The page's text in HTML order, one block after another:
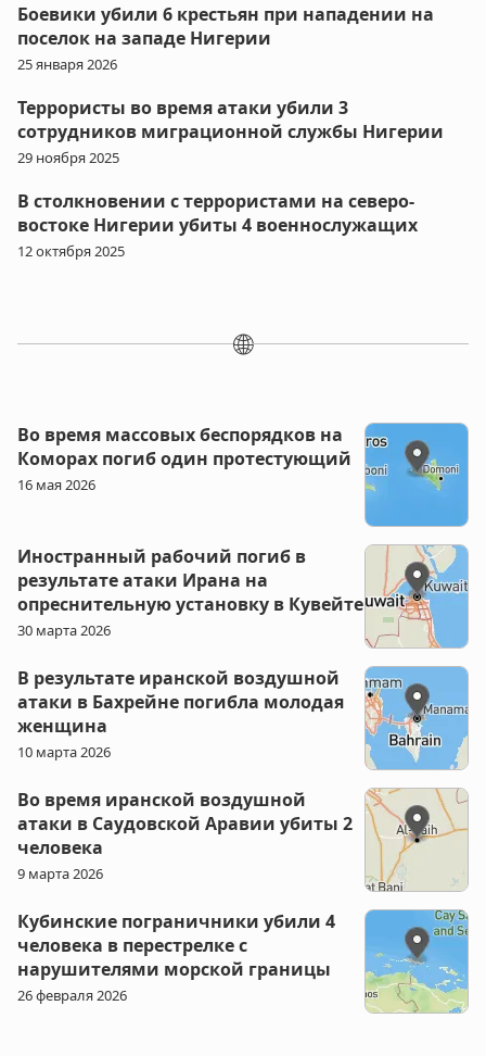
Боевики убили 6 крестьян при нападении на
поселок на западе Нигерии
25 января 2026
Террористы во время атаки убили 3
сотрудников миграционной службы Нигерии
29 ноября 2025
В столкновении с террористами на северо-
востоке Нигерии убиты 4 военнослужащих
12 октября 2025
🌐
Во время массовых беспорядков на
Коморах погиб один протестующий
16 мая 2026
Иностранный рабочий погиб в
результате атаки Ирана на
опреснительную установку в Кувейте
30 марта 2026
В результате иранской воздушной
атаки в Бахрейне погибла молодая
женщина
10 марта 2026
Во время иранской воздушной
атаки в Саудовской Аравии убиты 2
человека
9 марта 2026
Кубинские пограничники убили 4
человека в перестрелке с
нарушителями морской границы
26 февраля 2026